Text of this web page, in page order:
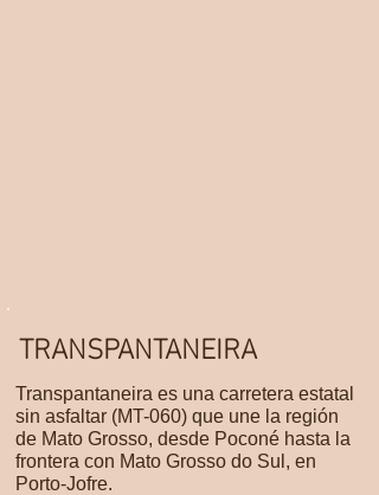
TRANSPANTANEIRA
Transpantaneira es una carretera estatal
sin asfaltar (MT-060) que une la región
de Mato Grosso, desde Poconé hasta la
frontera con Mato Grosso do Sul, en
Porto-Jofre.